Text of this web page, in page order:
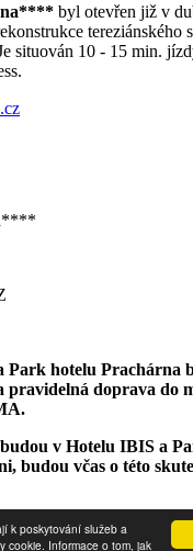
k poskytování služeb a
cookie. Informace o tom, jak
byl otevřen již v
tereziánského
situován 10 - 15 min.
Park hotelu Prachárna
pravidelná doprava do
v Hotelu IBIS a
budou včas o této
pro všechny